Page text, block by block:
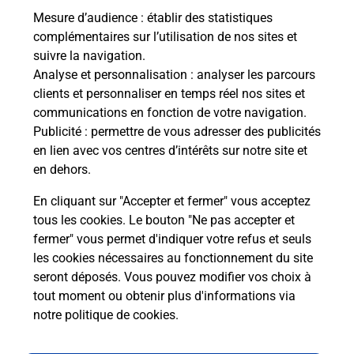
Mesure d’audience : établir des statistiques
complémentaires sur l’utilisation de nos sites et
suivre la navigation.
Analyse et personnalisation : analyser les parcours
clients et personnaliser en temps réel nos sites et
communications en fonction de votre navigation.
Publicité : permettre de vous adresser des publicités
en lien avec vos centres d’intérêts sur notre site et
en dehors.
En cliquant sur "Accepter et fermer" vous acceptez
tous les cookies. Le bouton "Ne pas accepter et
fermer" vous permet d'indiquer votre refus et seuls
les cookies nécessaires au fonctionnement du site
seront déposés. Vous pouvez modifier vos choix à
tout moment ou obtenir plus d'informations via
notre politique de cookies.
Boîte aux Lettres La Poste
Collecte du courrier aujourd'hui à 09h00
Grand Rue
34600
Villemagne L Argentiere
Itinéraire
Le lien s'ouvre dans un nouvel onglet
Localiser Liste Boîtes aux lettres
Hérault
Villemagne L Argentiere